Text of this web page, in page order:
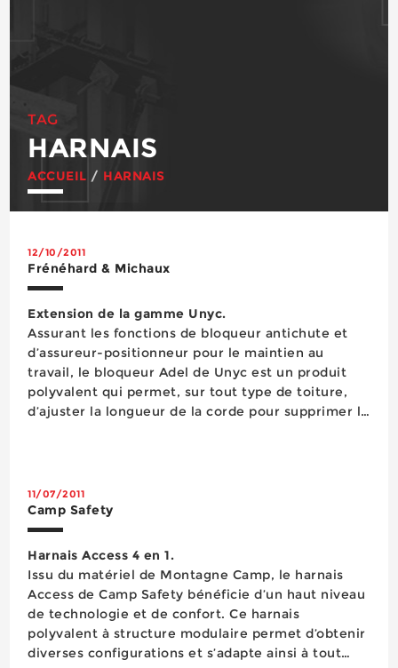
TAG
HARNAIS
ACCUEIL / HARNAIS
12/10/2011
Frénéhard & Michaux
Extension de la gamme Unyc.
Assurant les fonctions de bloqueur antichute et
d’assureur-positionneur pour le maintien au
travail, le bloqueur Adel de Unyc est un produit
polyvalent qui permet, sur tout type de toiture,
d’ajuster la longueur de la corde pour supprimer le
un levier pour le réglage....
11/07/2011
Camp Safety
Harnais Access 4 en 1.
Issu du matériel de Montagne Camp, le harnais
Access de Camp Safety bénéficie d’un haut niveau
de technologie et de confort. Ce harnais
polyvalent à structure modulaire permet d’obtenir
diverses configurations et s’adapte ainsi à tout